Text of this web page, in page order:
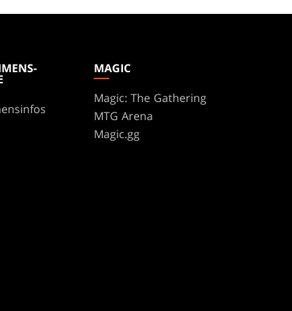
MAGIC
Magic: The Gathering
MTG Arena
Magic.gg